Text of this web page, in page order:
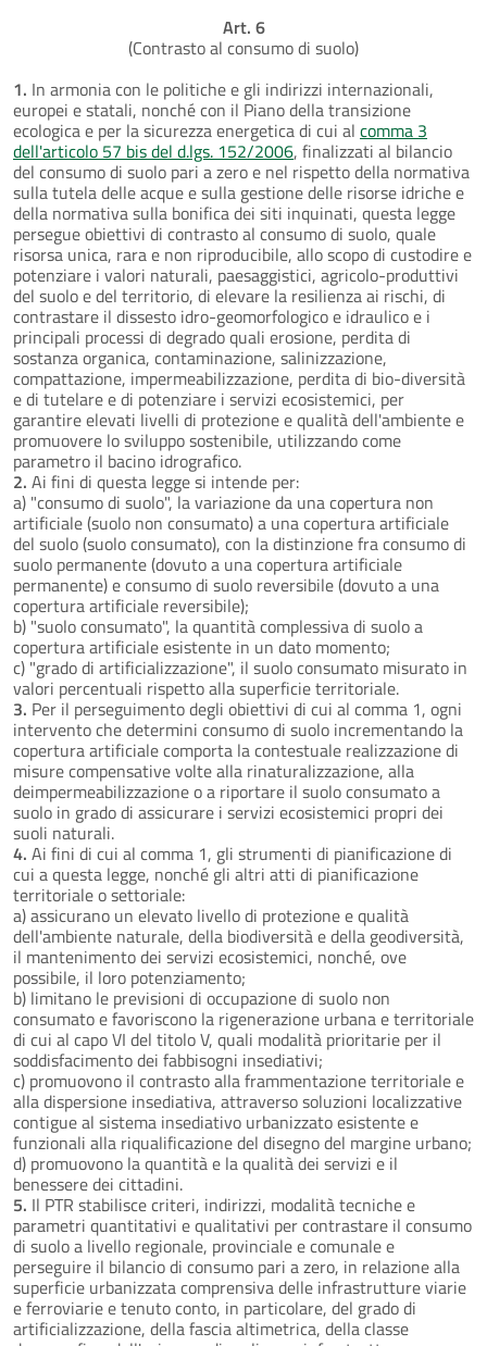
Art. 6
(Contrasto al consumo di suolo)
1. In armonia con le politiche e gli indirizzi internazionali,
europei e statali, nonché con il Piano della transizione
ecologica e per la sicurezza energetica di cui al comma 3
dell'articolo 57 bis del d.lgs. 152/2006, finalizzati al bilancio
del consumo di suolo pari a zero e nel rispetto della normativa
sulla tutela delle acque e sulla gestione delle risorse idriche e
della normativa sulla bonifica dei siti inquinati, questa legge
persegue obiettivi di contrasto al consumo di suolo, quale
risorsa unica, rara e non riproducibile, allo scopo di custodire e
potenziare i valori naturali, paesaggistici, agricolo-produttivi
del suolo e del territorio, di elevare la resilienza ai rischi, di
contrastare il dissesto idro-geomorfologico e idraulico e i
principali processi di degrado quali erosione, perdita di
sostanza organica, contaminazione, salinizzazione,
compattazione, impermeabilizzazione, perdita di bio-diversità
e di tutelare e di potenziare i servizi ecosistemici, per
garantire elevati livelli di protezione e qualità dell'ambiente e
promuovere lo sviluppo sostenibile, utilizzando come
parametro il bacino idrografico.
2. Ai fini di questa legge si intende per:
a) "consumo di suolo", la variazione da una copertura non
artificiale (suolo non consumato) a una copertura artificiale
del suolo (suolo consumato), con la distinzione fra consumo di
suolo permanente (dovuto a una copertura artificiale
permanente) e consumo di suolo reversibile (dovuto a una
copertura artificiale reversibile);
b) "suolo consumato", la quantità complessiva di suolo a
copertura artificiale esistente in un dato momento;
c) "grado di artificializzazione", il suolo consumato misurato in
valori percentuali rispetto alla superficie territoriale.
3. Per il perseguimento degli obiettivi di cui al comma 1, ogni
intervento che determini consumo di suolo incrementando la
copertura artificiale comporta la contestuale realizzazione di
misure compensative volte alla rinaturalizzazione, alla
deimpermeabilizzazione o a riportare il suolo consumato a
suolo in grado di assicurare i servizi ecosistemici propri dei
suoli naturali.
4. Ai fini di cui al comma 1, gli strumenti di pianificazione di
cui a questa legge, nonché gli altri atti di pianificazione
territoriale o settoriale:
a) assicurano un elevato livello di protezione e qualità
dell'ambiente naturale, della biodiversità e della geodiversità,
il mantenimento dei servizi ecosistemici, nonché, ove
possibile, il loro potenziamento;
b) limitano le previsioni di occupazione di suolo non
consumato e favoriscono la rigenerazione urbana e territoriale
di cui al capo VI del titolo V, quali modalità prioritarie per il
soddisfacimento dei fabbisogni insediativi;
c) promuovono il contrasto alla frammentazione territoriale e
alla dispersione insediativa, attraverso soluzioni localizzative
contigue al sistema insediativo urbanizzato esistente e
funzionali alla riqualificazione del disegno del margine urbano;
d) promuovono la quantità e la qualità dei servizi e il
benessere dei cittadini.
5. Il PTR stabilisce criteri, indirizzi, modalità tecniche e
parametri quantitativi e qualitativi per contrastare il consumo
di suolo a livello regionale, provinciale e comunale e
perseguire il bilancio di consumo pari a zero, in relazione alla
superficie urbanizzata comprensiva delle infrastrutture viarie
e ferroviarie e tenuto conto, in particolare, del grado di
artificializzazione, della fascia altimetrica, della classe